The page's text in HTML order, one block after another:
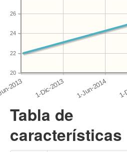
20
22
24
26
Tabla de
características